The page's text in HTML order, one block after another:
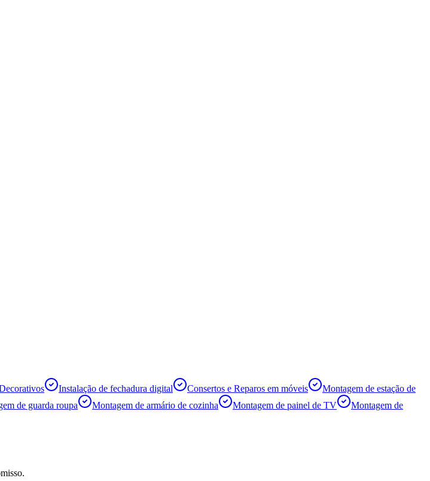
Instalação de fechadura digital Consertos e Reparos em móveis
Montagem de estação de
de guarda roupa Montagem de armário de cozinha Montagem de painel de TV
Montagem de